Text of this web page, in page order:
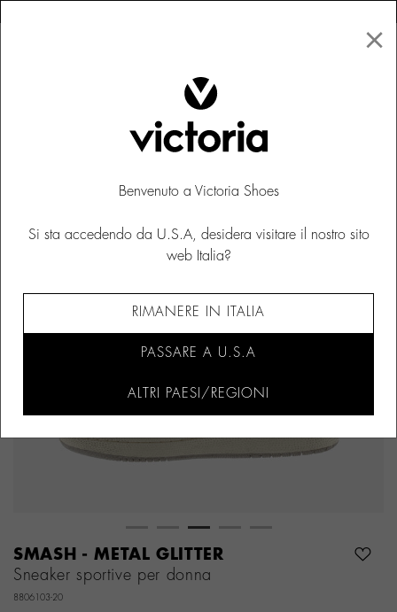
SMASH - METAL GLITTER
Sneaker sportive per donna
8806103-20
×
Benvenuto a Victoria Shoes
Si sta accedendo da U.S.A, desidera visitare il nostro sito
web Italia?
RIMANERE IN ITALIA
PASSARE A U.S.A
ALTRI PAESI/REGIONI